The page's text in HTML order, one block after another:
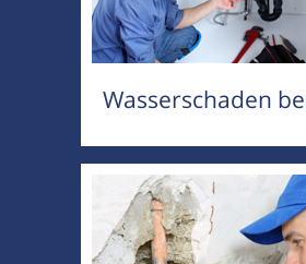
Wasserschaden